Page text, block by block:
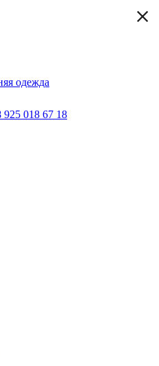
одежда
925 018 67 18